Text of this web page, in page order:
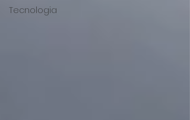
Tecnologia